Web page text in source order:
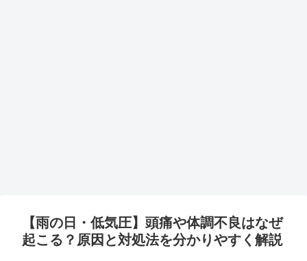
【雨の日・低気圧】頭痛や体調不良はなぜ
起こる？原因と対処法を分かりやすく解説